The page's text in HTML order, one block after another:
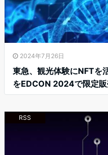
2024年7月26日
東急、観光体験にNFTを
をEDCON 2024で限定
RSS